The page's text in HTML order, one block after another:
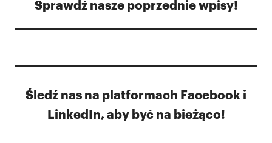
Sprawdź nasze poprzednie wpisy!
Śledź nas na platformach Facebook i
LinkedIn, aby być na bieżąco!